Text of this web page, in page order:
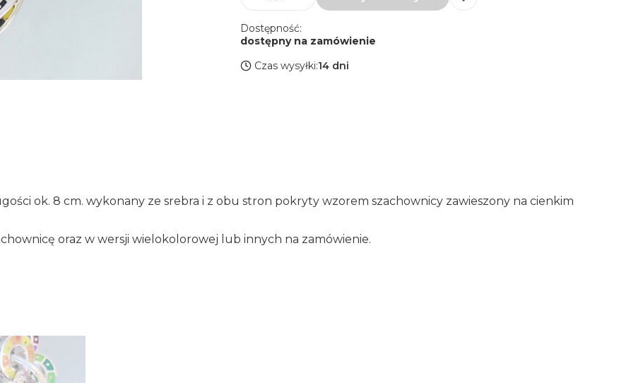
Dostępność:
dostępny na zamówienie
Czas wysyłki:14 dni
ok. 8 cm. wykonany ze srebra i z obu stron pokryty wzorem szachownicy zawieszony na cienkim
oraz w wersji wielokolorowej lub innych na zamówienie.